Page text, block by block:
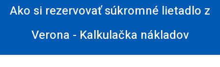
Ako si rezervovať súkromné ​​lietadlo z
Verona - Kalkulačka nákladov